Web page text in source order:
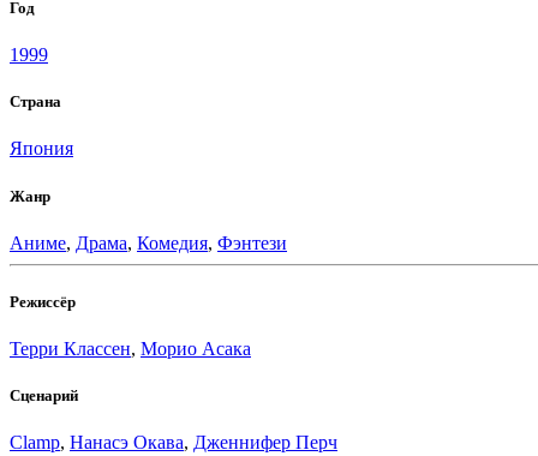
Год
1999
Страна
Япония
Жанр
Аниме, Драма, Комедия, Фэнтези
Режиссёр
Терри Классен, Морио Асака
Сценарий
Clamp, Нанасэ Окава, Дженнифер Перч